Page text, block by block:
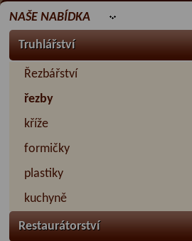
NAŠE NABÍDKA
Truhlářství
Řezbářství
řezby
kříže
formičky
plastiky
kuchyně
Restaurátorství